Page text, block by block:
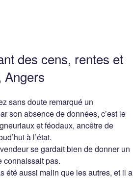
des cens, rentes et
Angers
sans doute remarqué un
son absence de données, c’est le
et féodaux, ancêtre de
à l’état.
se gardait bien de donner un
connaissait pas.
été aussi malin que les autres, et il a